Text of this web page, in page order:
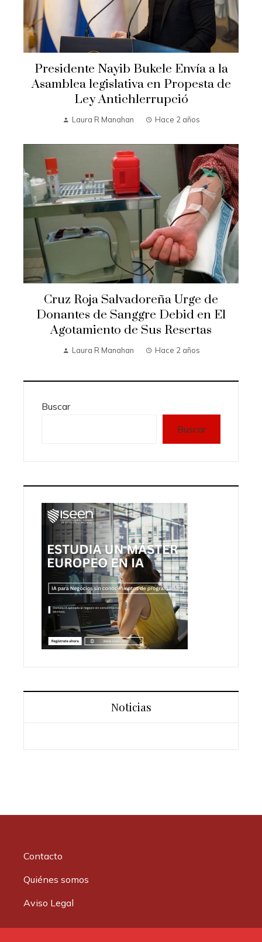
Presidente Nayib Bukele Envía a la
Asamblea legislativa en Propesta de
Ley Antichlerrupció
Laura R Manahan Hace 2 años
Cruz Roja Salvadoreña Urge de
Donantes de Sanggre Debid en El
Agotamiento de Sus Resertas
Laura R Manahan Hace 2 años
Buscar
Buscar
Noticias
Contacto
Quiénes somos
Aviso Legal